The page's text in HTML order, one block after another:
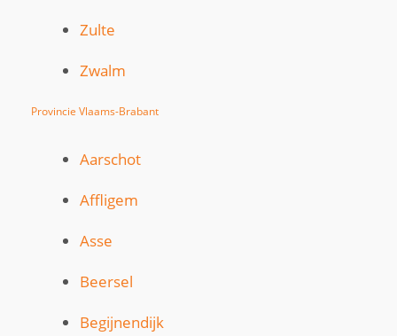
Zulte
Zwalm
Provincie Vlaams-Brabant
Aarschot
Affligem
Asse
Beersel
Begijnendijk